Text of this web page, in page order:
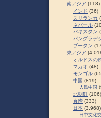
南アジア (118)
インド (36)
スリランカ
ネパール
パキスタン
バングラデ
ブータン
東アジア
オルドスの
マカオ (48)
モンゴル
中国 (819)
人民中国
北朝鮮 (106)
台湾 (333)
日本 (3,968)
日中文化